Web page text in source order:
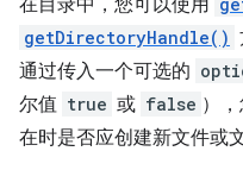
在目录中，您可以使用
getDirectoryHandle()
通过传入一个可选的
尔值 true 或 false ）
在时是否应创建新文件或